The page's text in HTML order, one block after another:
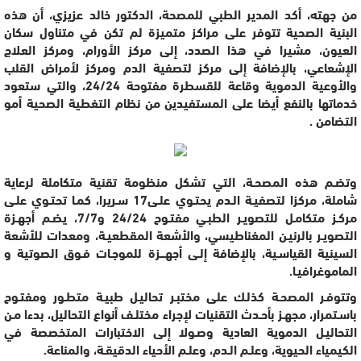
من جهته، أكد المدير الطبي للمصحة، الدكتور خالد عزيزي، أن هذه
البنية الصحية تتوفر على مراكز متميزة لم تكن في متناول سكان
العيون، مشيرا في هذا الصدد، إلى مركز الأورام، ومركز العلاج
الإشعاعي، بالإضافة إلى مركز لتصفية الدم ومركز لأمراض القلب
والأوعية الدموية وقاعة للقسطرة مفتوحة 24/24، والتي ستعود
خدماتها بالنفع أيضا على المستفيدين من نظام التغطية الصحية أمو
التضامن .
وتضـم هذه المصحـة، التي تشكل منظومة تقنية متكاملة لرعاية
شاملة، مركزا لتصفيـة الـدم يحتـوي علـى17 سـريرا، كمـا تحتـوي علـى
مركـز متكامـل للتصويـر الطبـي مفتـوح 24/24 و7/7، يضـم أجهـزة
التصويـر بالرنيـن المغناطيسي، والأشعة المقطعيـة، ومعدات للأشعة
السينية القياسـية، بالإضافة إلـى أجهـــزة للموجـات فـوق الصوتية و
الماموغرافيـا.
وتتوفـر المصحـة كذلـك على مختبـر تحاليـل طبيـة متطـور ومفتـوح
باسـتمرار، مجهـز بأحـدث التقنيات لإجراء مختلـف أنواع التحاليل، بدءا مـن
التحاليـل الدموية العادية وصـولا إلى الاختبارات المتخصصة في
الكيمياء الحيوية، وعلـم الـدم، وعلـم الأحياء الدقيقـة، والمناعة.